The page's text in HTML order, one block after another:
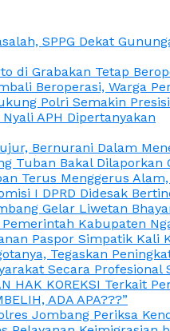
SPPG Dekat
di Grabakan Tetap
Beroperasi, Warga
Polri Semakin
APH Dipertanyakan
Bernurani Dalam
Tuban Bakal Dilaporkan
Terus Menggerus
I DPRD Didesak
Gelar Liwetan
Kabupaten
Paspor Simpatik Kali
Tegaskan
Secara
HAK KOREKSI Terkait
ADA APA???”
Jombang Periksa